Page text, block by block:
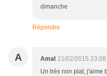
dimanche
Répondre
A Amal 21/02/2015 23:08
Un très non plat, j'aime